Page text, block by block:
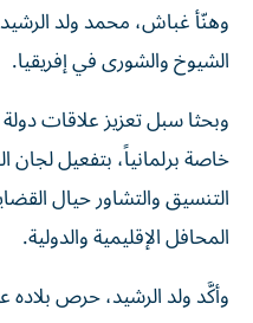
وهنّأ غباش، محمد ولد
الشيوخ والشورى في إفريقيا.
وبحثا سبل تعزيز علاقات دولة
خاصة برلمانياً، بتفعيل لجان
التنسيق والتشاور حيال
المحافل الإقليمية والدولية.
وأكَّد ولد الرشيد، حرص بلاده